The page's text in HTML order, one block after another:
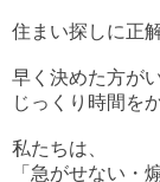
住まい探しに正
早く決めた方が
じっくり時間を
私たちは、
「急がせない・